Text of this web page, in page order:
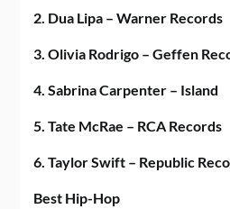
2. Dua Lipa – Warner Records
3. Olivia Rodrigo – Geffen
4. Sabrina Carpenter – Island
5. Tate McRae – RCA Records
6. Taylor Swift – Republic
Best Hip-Hop